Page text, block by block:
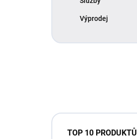
Výprodej
TOP 10 PRODUKTŮ